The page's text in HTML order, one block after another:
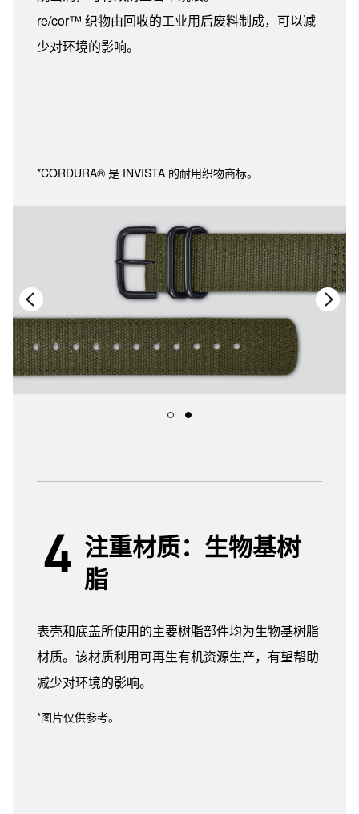
烧出洞，可有效防止留下烧痕。CORDURA®
re/cor™ 织物由回收的工业用后废料制成，可以减
注重材质：生物基树
脂
表壳和底盖所使用的主要树脂部件均为生物基树脂
材质。该材质利用可再生有机资源生产，有望帮助